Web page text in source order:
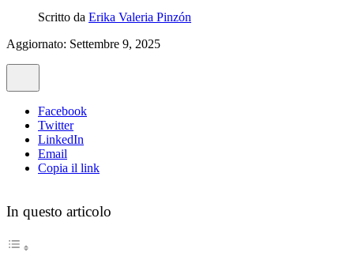
Scritto da Erika Valeria Pinzón
Aggiornato: Settembre 9, 2025
Facebook
Twitter
LinkedIn
Email
Copia il link
In questo articolo